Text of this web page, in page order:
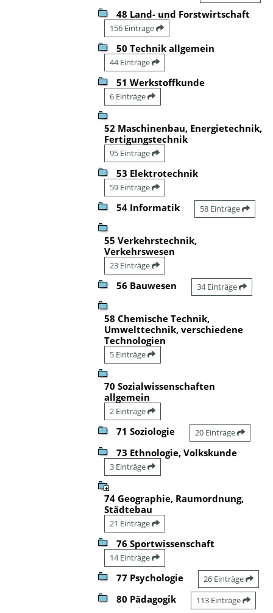
48 Land- und Forstwirtschaft
156 Einträge
50 Technik allgemein
44 Einträge
51 Werkstoffkunde
6 Einträge
52 Maschinenbau, Energietechnik,
Fertigungstechnik
95 Einträge
53 Elektrotechnik
59 Einträge
54 Informatik 58 Einträge
55 Verkehrstechnik,
Verkehrswesen
23 Einträge
56 Bauwesen 34 Einträge
58 Chemische Technik,
Umwelttechnik, verschiedene
Technologien
5 Einträge
70 Sozialwissenschaften
allgemein
2 Einträge
71 Soziologie 20 Einträge
73 Ethnologie, Volkskunde
3 Einträge
74 Geographie, Raumordnung,
Städtebau
21 Einträge
76 Sportwissenschaft
14 Einträge
77 Psychologie 26 Einträge
80 Pädagogik 113 Einträge